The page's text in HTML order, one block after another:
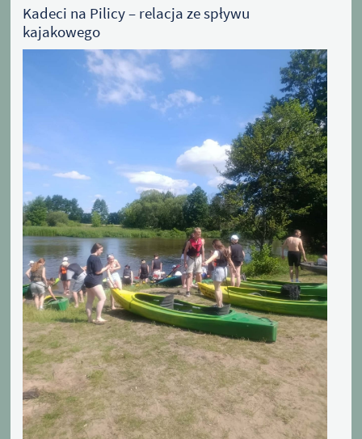
​Kadeci na Pilicy – relacja ze spływu
kajakowego